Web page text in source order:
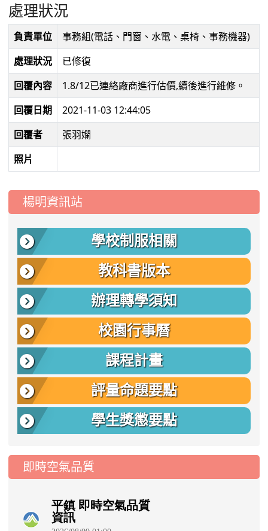
處理狀況
負責單位
事務組(電話、門窗、水電、桌椅、事務機器)
處理狀況
已修復
回覆內容
1.8/12已連絡廠商進行估價,續後進行維修。
回覆日期
2021-11-03 12:44:05
回覆者
張羽嫻
照片
::: 楊明資訊站
學校制服相關
教科書版本
辦理轉學須知
校園行事曆
課程計畫
評量命題要點
學生獎懲要點
即時空氣品質